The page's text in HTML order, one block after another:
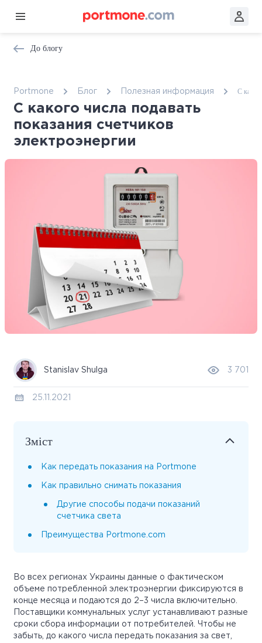
До блогу
Portmone Блог Полезная информация С
С какого числа подавать
показания счетчиков
электроэнергии
Stanislav Shulga 3 701
25.11.2021
Зміст
Как передать показания на Portmone
Как правильно снимать показания
Другие способы подачи показаний
счетчика света
Преимущества Portmone.com
Во всех регионах Украины данные о фактическом
объеме потребленной электроэнергии фиксируются в
конце месяца и подаются до 2–3 числа включительно.
Поставщики коммунальных услуг устанавливают разные
сроки сбора информации от потребителей. Чтобы не
забыть, до какого числа передать показания за свет,